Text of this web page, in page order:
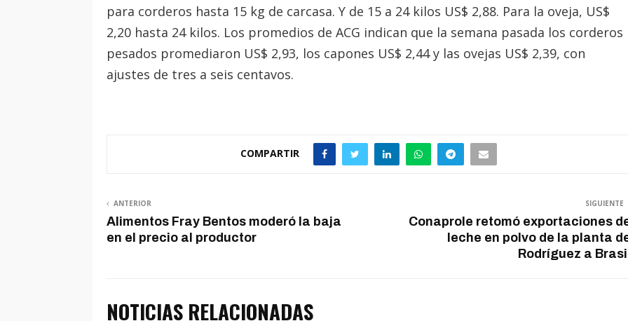
para corderos hasta 15 kg de carcasa. Y de 15 a 24 kilos US$ 2,88. Para la oveja, US$
2,20 hasta 24 kilos. Los promedios de ACG indican que la semana pasada los corderos
pesados promediaron US$ 2,93, los capones US$ 2,44 y las ovejas US$ 2,39, con
ajustes de tres a seis centavos.
COMPARTIR
ANTERIOR
Alimentos Fray Bentos moderó la baja
en el precio al productor
SIGUIENTE
Conaprole retomó exportaciones
leche en polvo de la planta
Rodríguez a Brasil
NOTICIAS RELACIONADAS